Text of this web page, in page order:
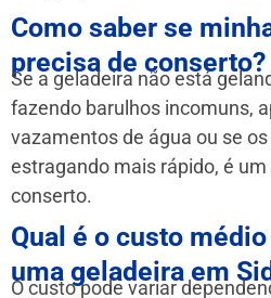
Como saber se
precisa de conserto?
Se a geladeira não está
fazendo barulhos incomuns,
vazamentos de água ou se
estragando mais rápido, é
conserto.
Qual é o custo
uma geladeira em
O custo pode variar